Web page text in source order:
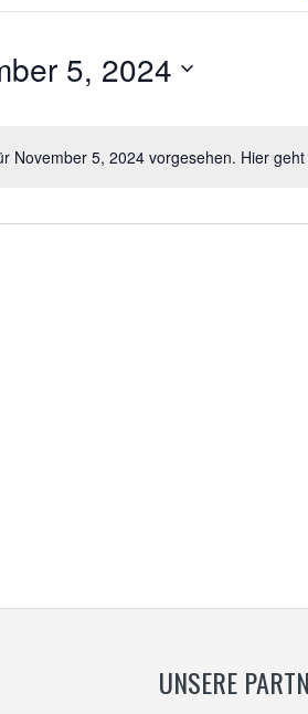
Hinweis
November 5, 2024 vorgesehen. Hier
5, 2024
UNSERE